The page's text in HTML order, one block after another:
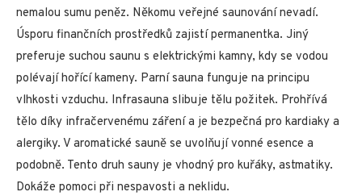
nemalou sumu peněz. Někomu veřejné saunování nevadí.
Úsporu finančních prostředků zajistí permanentka. Jiný
preferuje suchou saunu s elektrickými kamny, kdy se vodou
polévají hořící kameny. Parní sauna funguje na principu
vlhkosti vzduchu. Infrasauna slibuje tělu požitek. Prohřívá
tělo díky infračervenému záření a je bezpečná pro kardiaky a
alergiky. V aromatické sauně se uvolňují vonné esence a
podobně. Tento druh sauny je vhodný pro kuřáky, astmatiky.
Dokáže pomoci při nespavosti a neklidu.